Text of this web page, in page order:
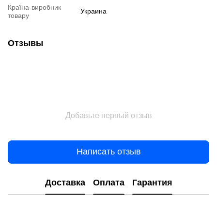
Країна-виробник
товару
Украина
Отзывы
Добавьте первый отзыв
Написать отзыв
Доставка Оплата Гарантия